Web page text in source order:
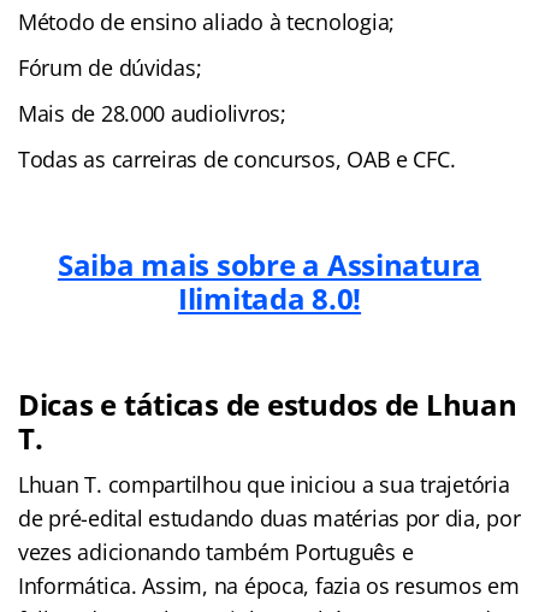
Método de ensino aliado à tecnologia;
Fórum de dúvidas;
Mais de 28.000 audiolivros;
Todas as carreiras de concursos, OAB e CFC.
Saiba mais sobre a Assinatura
Ilimitada 8.0!
Dicas e táticas de estudos de Lhuan
T.
Lhuan T. compartilhou que iniciou a sua trajetória
de pré-edital estudando duas matérias por dia, por
vezes adicionando também Português e
Informática. Assim, na época, fazia os resumos em